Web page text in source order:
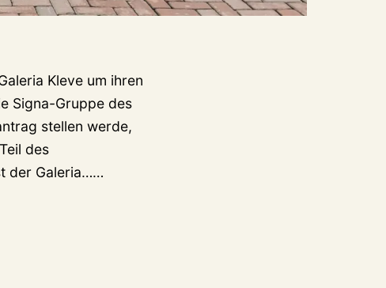
Kleve um ihren
Signa-Gruppe des
stellen werde,
des
der Galeria……